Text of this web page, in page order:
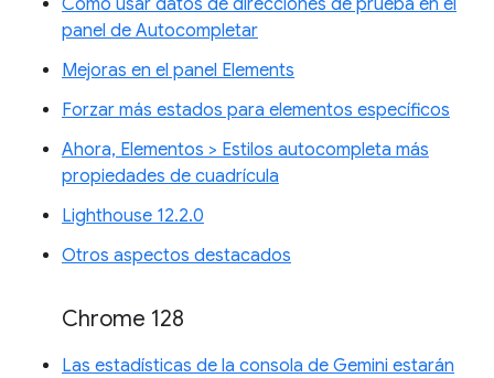
panel de Autocompletar
Mejoras en el panel Elements
Forzar más estados para elementos específicos
Ahora, Elementos > Estilos autocompleta más
propiedades de cuadrícula
Lighthouse 12.2.0
Otros aspectos destacados
Chrome 128
Las estadísticas de la consola de Gemini estarán